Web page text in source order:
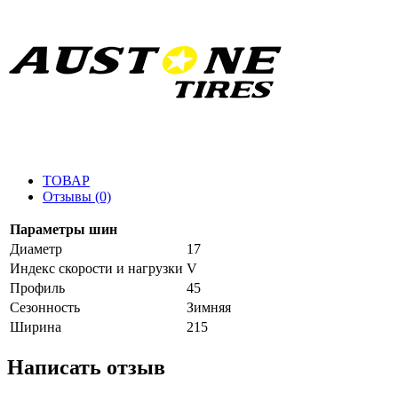
ТОВАР
Отзывы (0)
Параметры шин
Диаметр
17
Индекс скорости и нагрузки V
Профиль
45
Сезонность
Зимняя
Ширина
215
Написать отзыв